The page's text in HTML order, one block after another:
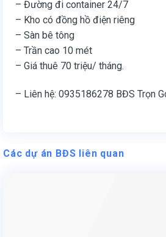
– Đường đi container 24/7
– Kho có đồng hồ điện riêng
– Sàn bê tông
– Trần cao 10 mét
– Giá thuê 70 triệu/ tháng.
– Liên hệ: 0935186278 BĐS Trọn
Các dự án BĐS liên quan